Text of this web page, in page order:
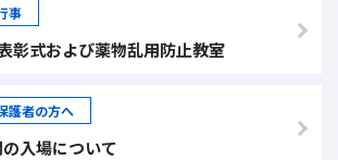
事
彰式および薬物乱用防止教室
護者の方へ
入場について